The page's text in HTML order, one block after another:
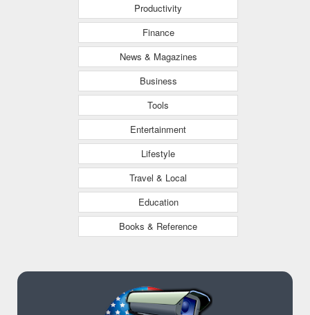
Productivity
Finance
News & Magazines
Business
Tools
Entertainment
Lifestyle
Travel & Local
Education
Books & Reference